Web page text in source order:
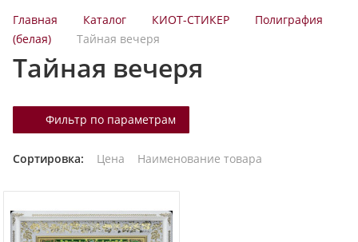
о
к
а
г
Главная Каталог КИОТ-СТИКЕР
Полиграфия
(белая)
Тайная вечеря
Тайная вечеря
Фильтр по параметрам
Сортировка: Цена Наименование товара